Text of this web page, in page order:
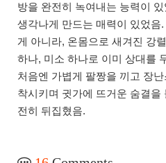
방을 완전히 녹여내는 능력이
생각나게 만드는 매력이 있었음
게 아니라, 온몸으로 새겨진 강
하나, 미소 하나로 이미 상대를
처음엔 가볍게 팔짱을 끼고 장
착시키며 귓가에 뜨거운 숨결
전히 뒤집혔음.